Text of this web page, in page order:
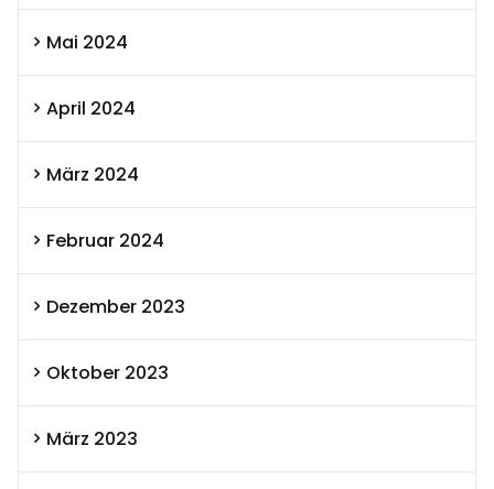
Mai 2024
April 2024
März 2024
Februar 2024
Dezember 2023
Oktober 2023
März 2023